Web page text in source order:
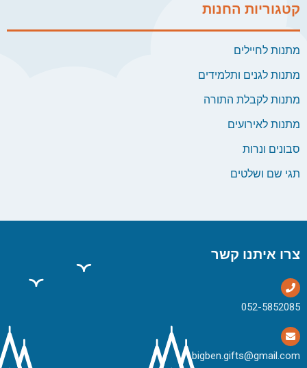
קטגוריות החנות
מתנות לחיילים
מתנות לגנים ותלמידים
מתנות לקבלת התורה
מתנות לאירועים
סבונים ונרות
תגי שם ושלטים
צרו איתנו קשר
bigben.gifts@gmail.com